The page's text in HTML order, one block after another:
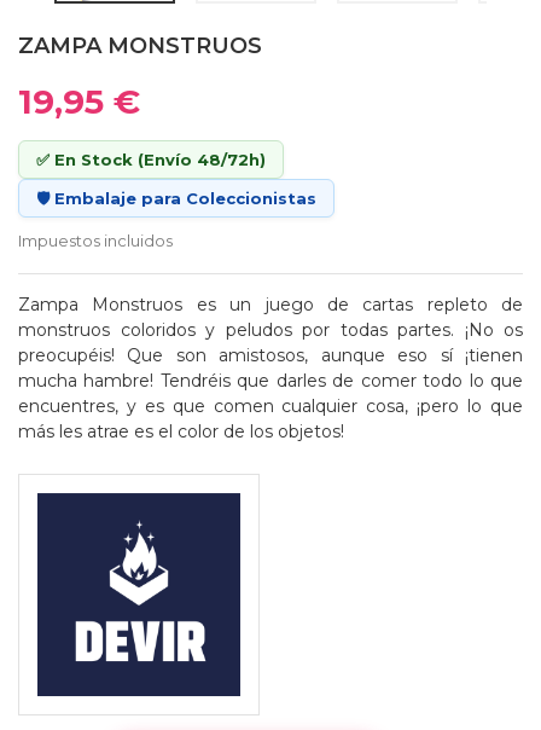
ZAMPA MONSTRUOS
19,95 €
✅ En Stock (Envío 48/72h)
🛡️ Embalaje para Coleccionistas
Impuestos incluidos
Zampa Monstruos es un juego de cartas repleto de
monstruos coloridos y peludos por todas partes. ¡No os
preocupéis! Que son amistosos, aunque eso sí ¡tienen
mucha hambre! Tendréis que darles de comer todo lo que
encuentres, y es que comen cualquier cosa, ¡pero lo que
más les atrae es el color de los objetos!